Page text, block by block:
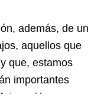
además, de un
aquellos que
que, estamos
importantes